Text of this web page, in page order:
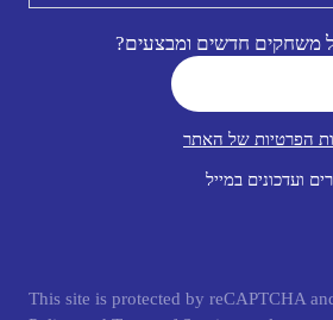
משחקים חדשים ומבצעים?
הפרטיות של האתר
ועדכונים במייל
This site is protected by reCAPTCHA